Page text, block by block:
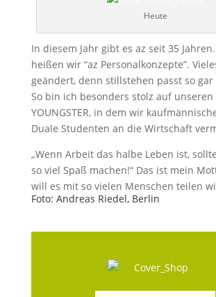
Heute
In diesem Jahr gibt es az seit 35
heißen wir “az Personalkonzepte”.
geändert, denn stillstehen passt so
So bin ich besonders stolz auf unseren
YOUNGSTER, in dem wir
Duale Studenten an die Wirtschaft
„Wenn Arbeit das halbe Leben ist,
so viel Spaß machen!“ Das ist mein
will es mit so vielen Menschen teilen
Foto: Andreas Riedel, Berlin